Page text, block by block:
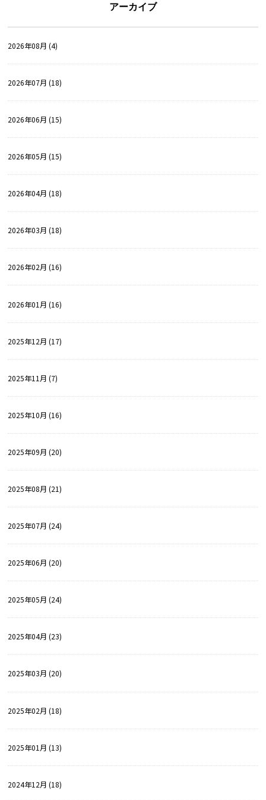
アーカイブ
2026年08月 (4)
2026年07月 (18)
2026年06月 (15)
2026年05月 (15)
2026年04月 (18)
2026年03月 (18)
2026年02月 (16)
2026年01月 (16)
2025年12月 (17)
2025年11月 (7)
2025年10月 (16)
2025年09月 (20)
2025年08月 (21)
2025年07月 (24)
2025年06月 (20)
2025年05月 (24)
2025年04月 (23)
2025年03月 (20)
2025年02月 (18)
2025年01月 (13)
2024年12月 (18)